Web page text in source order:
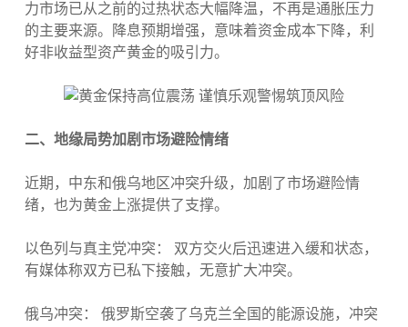
力市场已从之前的过热状态大幅降温，不再是通胀压力
的主要来源。降息预期增强，意味着资金成本下降，利
好非收益型资产黄金的吸引力。
二、地缘局势加剧市场避险情绪
近期，中东和俄乌地区冲突升级，加剧了市场避险情
绪，也为黄金上涨提供了支撑。
以色列与真主党冲突： 双方交火后迅速进入缓和状态，
有媒体称双方已私下接触，无意扩大冲突。
俄乌冲突： 俄罗斯空袭了乌克兰全国的能源设施，冲突